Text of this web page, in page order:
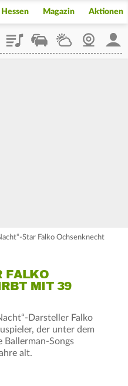
Magazin Aktionen
PlaylistStaupilotWetterWebcam
Star Falko Ochsenknecht
FALKO
MIT 39
Darsteller Falko
der unter dem
Ballerman-Songs
alt.